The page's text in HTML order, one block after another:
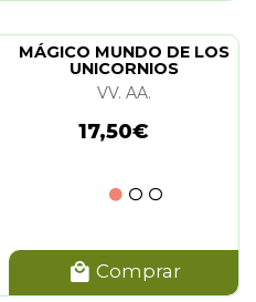
MÁGICO MUNDO DE LOS
UNICORNIOS
VV. AA.
17,50€
Comprar